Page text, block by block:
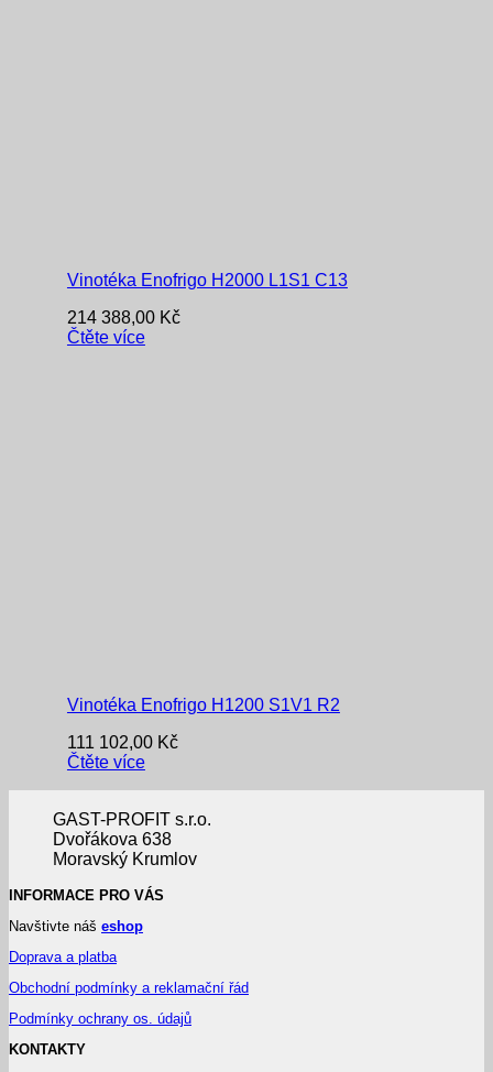
Vinotéka Enofrigo H2000 L1S1 C13
214 388,00 Kč
Čtěte více
Vinotéka Enofrigo H1200 S1V1 R2
111 102,00 Kč
Čtěte více
GAST-PROFIT s.r.o.
Dvořákova 638
Moravský Krumlov
INFORMACE PRO VÁS
Navštivte náš eshop
Doprava a platba
Obchodní podmínky a reklamační řád
Podmínky ochrany os. údajů
KONTAKTY